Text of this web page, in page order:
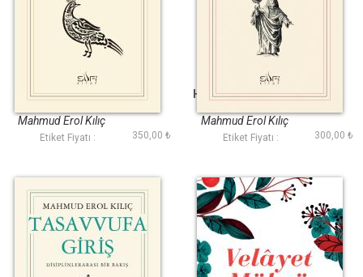
Sufi ve Sanat
Mahmud Erol Kılıç
Etiket Fiyatı : 350,00 ₺
Hermesler Hermesi
Mahmud Erol Kılıç
Etiket Fiyatı : 300,00 ₺